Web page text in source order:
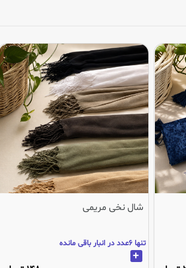
شال نخی مریمی
تنها 6عدد در انبار باقی مانده
+